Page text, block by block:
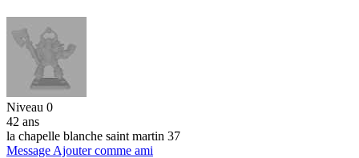
Niveau 0
42 ans
la chapelle blanche saint martin 37
Message Ajouter comme ami